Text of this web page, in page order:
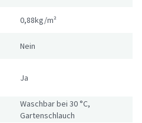
0,88kg/m²
Nein
Ja
Waschbar bei 30 °C,
Gartenschlauch